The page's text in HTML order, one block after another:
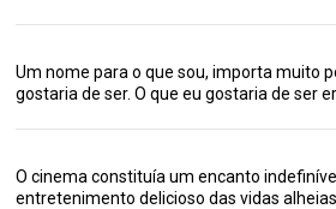
Um nome para o que sou, importa muito
gostaria de ser. O que eu gostaria de ser
O cinema constituía um encanto
entretenimento delicioso das vidas